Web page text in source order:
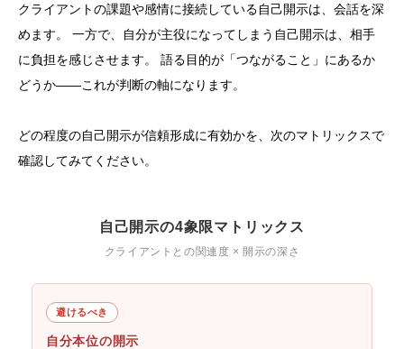
クライアントの課題や感情に接続している自己開示は、会話を深
めます。 一方で、自分が主役になってしまう自己開示は、相手
に負担を感じさせます。 語る目的が「つながること」にあるか
どうか——これが判断の軸になります。
どの程度の自己開示が信頼形成に有効かを、次のマトリックスで
確認してみてください。
自己開示の4象限マトリックス
クライアントとの関連度 × 開示の深さ
避けるべき
自分本位の開示